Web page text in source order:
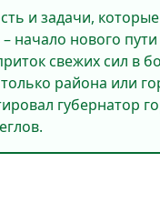
и задачи,
начало нового
свежих сил в
района или
губернатор